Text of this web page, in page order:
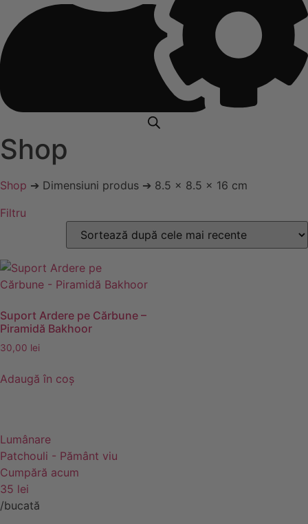
Shop
Shop ➔ Dimensiuni produs ➔ 8.5 x 8.5 x 16 cm
Filtru
Suport Ardere pe Cărbune –
Piramidă Bakhoor
30,00 lei
Adaugă în coș
Lumânare
Patchouli - Pământ viu
Cumpără acum
35 lei
/bucată